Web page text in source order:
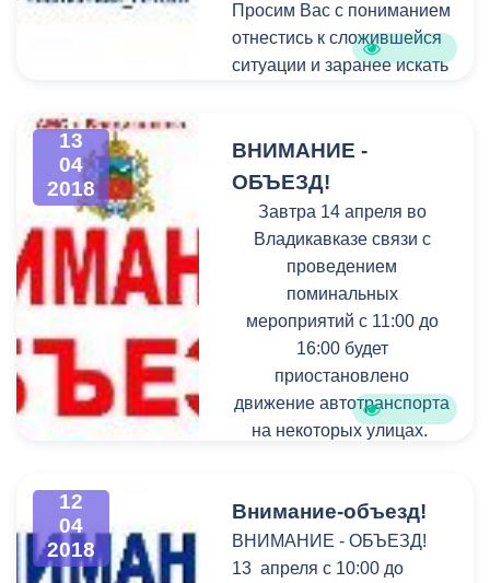
Просим Вас с пониманием
отнестись к сложившейся
ситуации и заранее искать
13
04
2018
ВНИМАНИЕ -
ОБЪЕЗД!
Завтра 14 апреля во
Владикавказе связи с
проведением
поминальных
мероприятий с 11:00 до
16:00 будет
приостановлено
движение автотранспорта
на некоторых улицах.
12
04
2018
Внимание-объезд!
ВНИМАНИЕ - ОБЪЕЗД!
13 апреля с 10:00 до